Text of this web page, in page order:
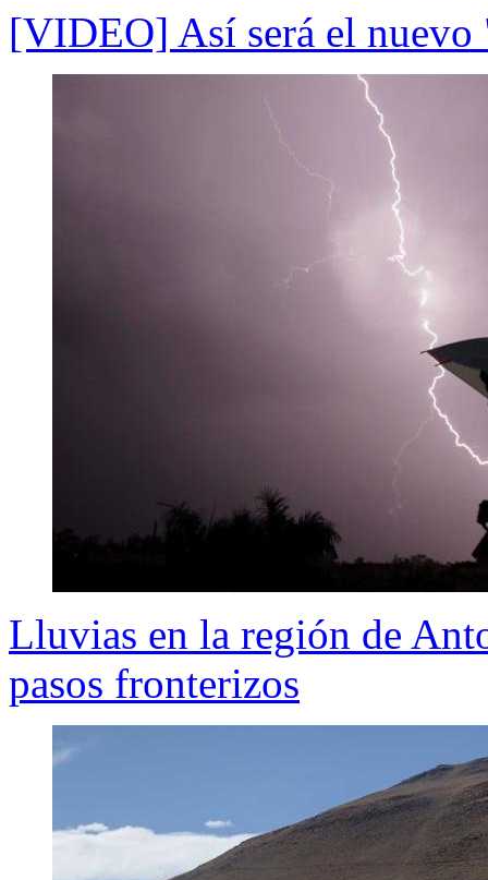
[VIDEO] Así será el nuevo
Lluvias en la región de
pasos fronterizos